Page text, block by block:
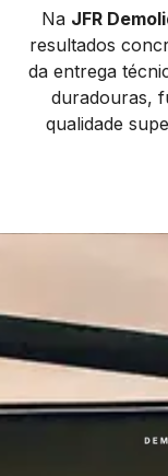
Na JFR
resultados
da entrega
duradouras,
qualidade